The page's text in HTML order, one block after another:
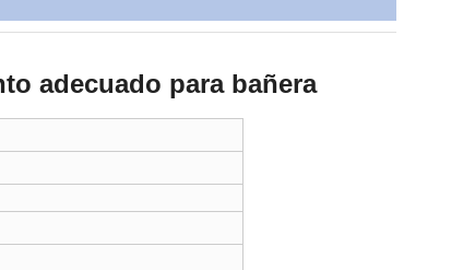
adecuado para bañera